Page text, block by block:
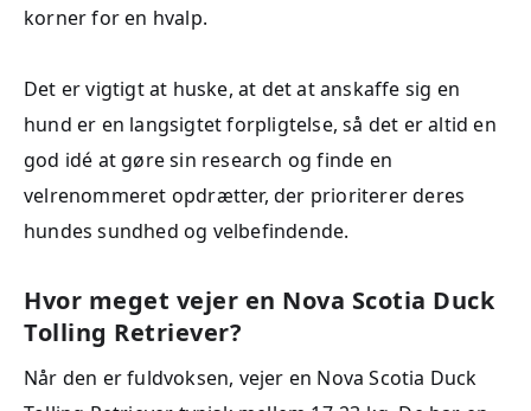
korner for en hvalp.
Det er vigtigt at huske, at det at anskaffe sig en
hund er en langsigtet forpligtelse, så det er altid en
god idé at gøre sin research og finde en
velrenommeret opdrætter, der prioriterer deres
hundes sundhed og velbefindende.
Hvor meget vejer en Nova Scotia Duck
Tolling Retriever?
Når den er fuldvoksen, vejer en Nova Scotia Duck